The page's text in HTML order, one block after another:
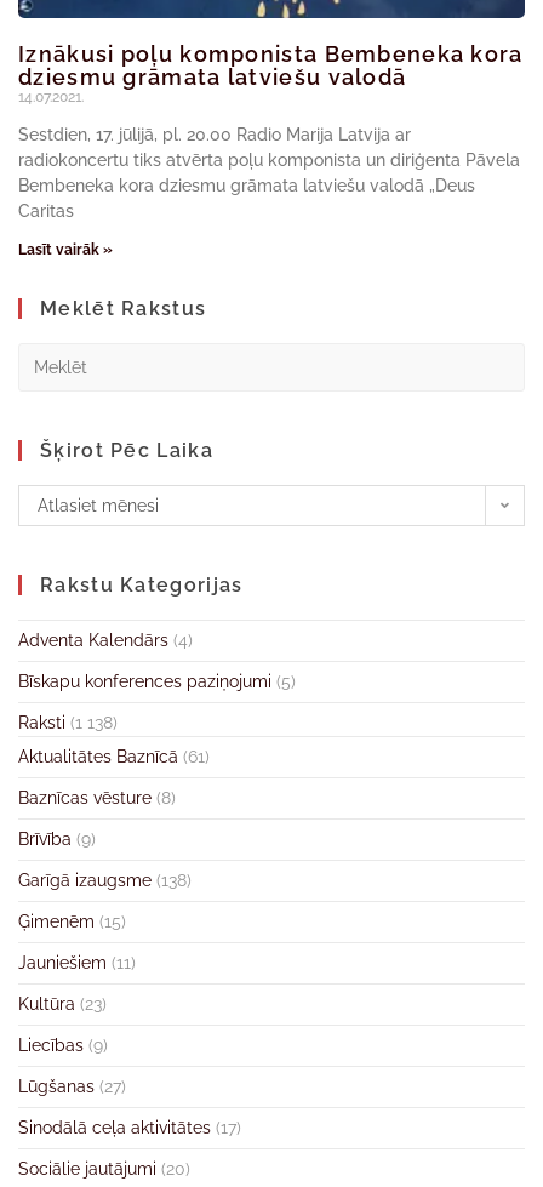
Iznākusi poļu komponista Bembeneka kora
dziesmu grāmata latviešu valodā
14.07.2021.
Sestdien, 17. jūlijā, pl. 20.00 Radio Marija Latvija ar
radiokoncertu tiks atvērta poļu komponista un diriģenta Pāvela
Bembeneka kora dziesmu grāmata latviešu valodā „Deus
Caritas
Lasīt vairāk »
Meklēt Rakstus
Šķirot Pēc Laika
Atlasiet mēnesi
Rakstu Kategorijas
Adventa Kalendārs (4)
Bīskapu konferences paziņojumi (5)
Raksti (1 138)
Aktualitātes Baznīcā (61)
Baznīcas vēsture (8)
Brīvība (9)
Garīgā izaugsme (138)
Ģimenēm (15)
Jauniešiem (11)
Kultūra (23)
Liecības (9)
Lūgšanas (27)
Sinodālā ceļa aktivitātes (17)
Sociālie jautājumi (20)